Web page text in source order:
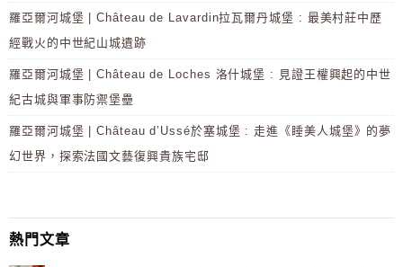
羅亞爾河城堡 | Château de Lavardin拉瓦爾丹城堡 : 最美村莊中歷
經戰火的中世紀山城遺跡
羅亞爾河城堡 | Château de Loches 洛什城堡 : 見證王權興起的中世
紀古城與軍事防禦堡壘
羅亞爾河城堡 | Château d’Ussé於塞城堡 : 走進《睡美人城堡》的夢
幻世界，探索法國文藝復興貴族宅邸
熱門文章